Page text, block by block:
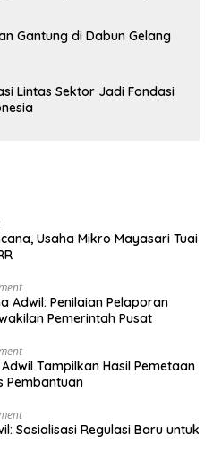
Gantung di Dabun Gelang
Lintas Sektor Jadi Fondasi
Usaha Mikro Mayasari Tuai
Adwil: Penilaian Pelaporan
Pemerintah Pusat
Tampilkan Hasil Pemetaan
Pembantuan
Sosialisasi Regulasi Baru untuk